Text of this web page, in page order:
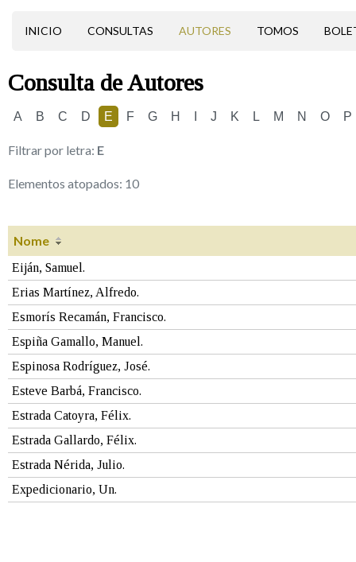
INICIO CONSULTAS AUTORES TOMOS
Consulta deAutores
A B C D E F G H J K L M N O P
Filtrar por letra: E
Elementos atopados: 10
Nome
Eiján, Samuel.
Erias Martínez, Alfredo.
Esmorís Recamán, Francisco.
Espiña Gamallo, Manuel.
Espinosa Rodríguez, José.
Esteve Barbá, Francisco.
Estrada Catoyra, Félix.
Estrada Gallardo, Félix.
Estrada Nérida, Julio.
Expedicionario, Un.